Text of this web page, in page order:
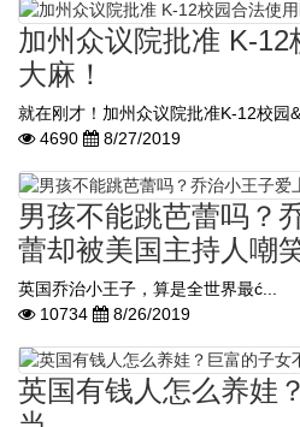
加州众议院批准 K-12
大麻！
就在刚才！加州众议院批准K-12校园
4690
8/27/2019
男孩不能跳芭蕾吗？
蕾却被美国主持人嘲
英国乔治小王子，算是全世界最ć...
10734
8/26/2019
英国有钱人怎么养娃